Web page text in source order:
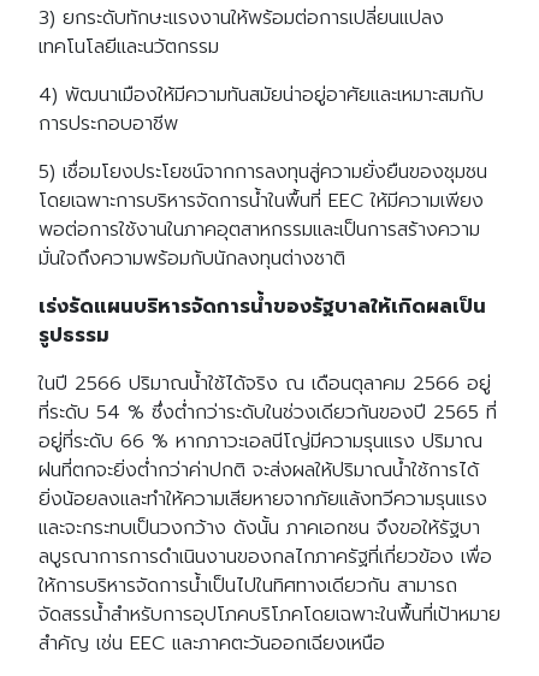
3) ยกระดับทักษะแรงงานให้พร้อมต่อการเปลี่ยนแปลง
เทคโนโลยีและนวัตกรรม
4) พัฒนาเมืองให้มีความทันสมัยน่าอยู่อาศัยและเหมาะสมกับ
การประกอบอาชีพ
5) เชื่อมโยงประโยชน์จากการลงทุนสู่ความยั่งยืนของชุมชน
โดยเฉพาะการบริหารจัดการน้ำในพื้นที่ EEC ให้มีความเพียง
พอต่อการใช้งานในภาคอุตสาหกรรมและเป็นการสร้างความ
มั่นใจถึงความพร้อมกับนักลงทุนต่างชาติ
เร่งรัดแผนบริหารจัดการน้ำของรัฐบาลให้เกิดผลเป็น
รูปธรรม
ในปี 2566 ปริมาณน้ำใช้ได้จริง ณ เดือนตุลาคม 2566 อยู่
ที่ระดับ 54 % ซึ่งต่ำกว่าระดับในช่วงเดียวกันของปี 2565 ที่
อยู่ที่ระดับ 66 % หากภาวะเอลนีโญ่มีความรุนแรง ปริมาณ
ฝนที่ตกจะยิ่งต่ำกว่าค่าปกติ จะส่งผลให้ปริมาณน้ำใช้การได้
ยิ่งน้อยลงและทำให้ความเสียหายจากภัยแล้งทวีความรุนแรง
และจะกระทบเป็นวงกว้าง ดังนั้น ภาคเอกชน จึงขอให้รัฐบา
ลบูรณาการการดำเนินงานของกลไกภาครัฐที่เกี่ยวข้อง เพื่อ
ให้การบริหารจัดการน้ำเป็นไปในทิศทางเดียวกัน สามารถ
จัดสรรน้ำสำหรับการอุปโภคบริโภคโดยเฉพาะในพื้นที่เป้าหมาย
สำคัญ เช่น EEC และภาคตะวันออกเฉียงเหนือ